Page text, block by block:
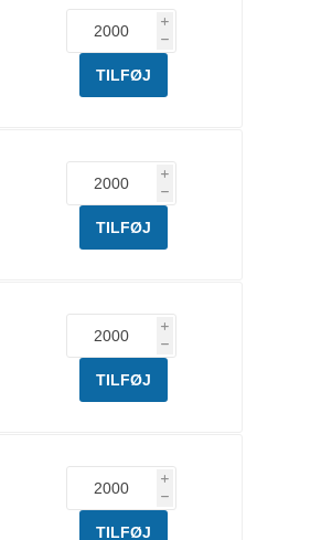
i
h
i
h
i
h
i
h